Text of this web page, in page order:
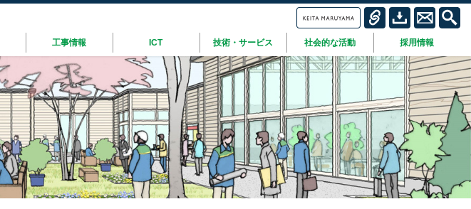
工事情報 ICT 技術・サービス 社会的な活動 採用情報